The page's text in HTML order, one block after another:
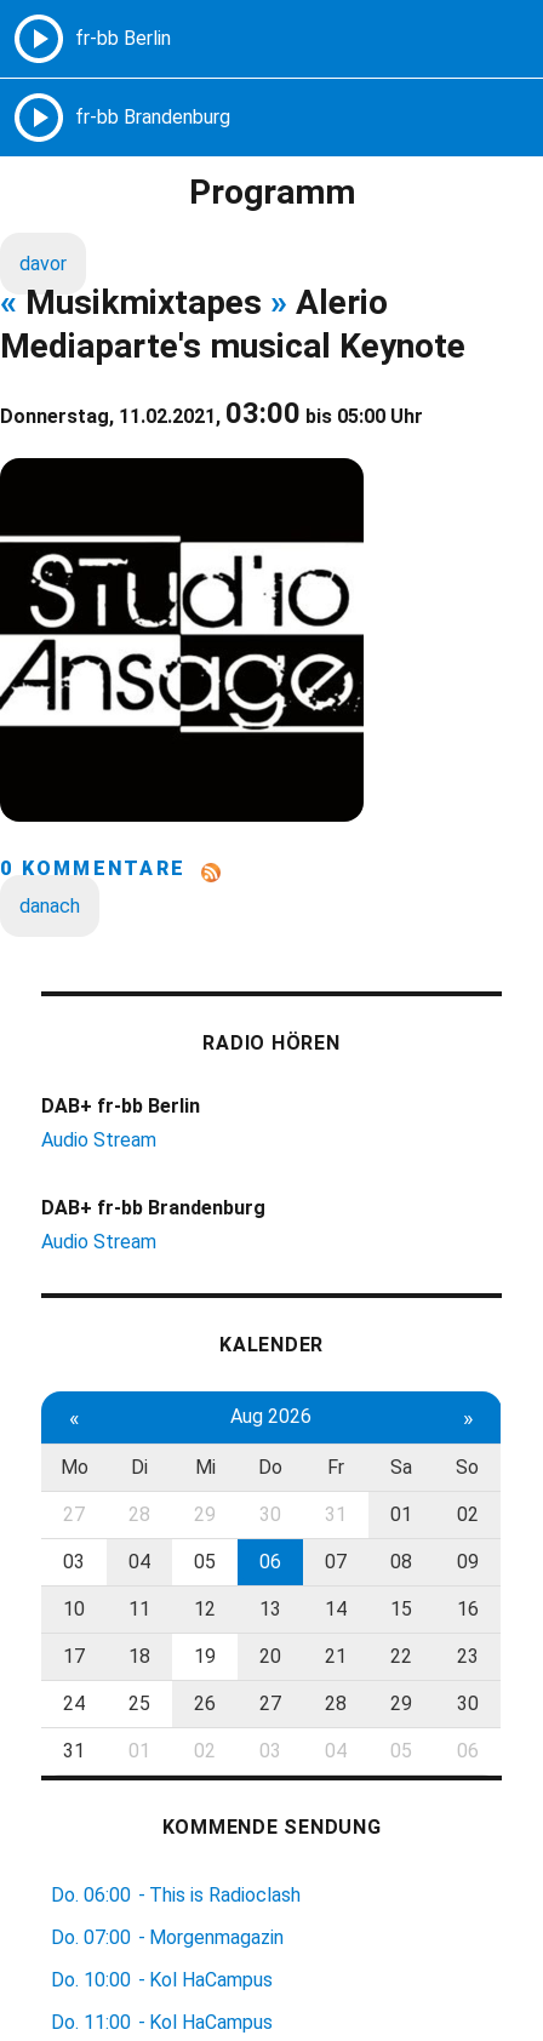
Freie Radios – Berlin Brandenburg
Programm
davor
« Musikmixtapes » Alerio
Mediaparte's musical Keynote
Donnerstag, 11.02.2021, 03:00 bis 05:00 Uhr
0 KOMMENTARE
danach
RADIO HÖREN
DAB+ fr-bb Berlin
Audio Stream
DAB+ fr-bb Brandenburg
Audio Stream
KALENDER
« Aug 2026 »
Mo Di Mi Do Fr Sa So
27 28 29 30 31 01 02
03 04 05 06 07 08 09
10 11 12 13 14 15 16
17 18 19 20 21 22 23
24 25 26 27 28 29 30
31 01 02 03 04 05 06
KOMMENDE SENDUNG
Do. 06:00 - This is Radioclash
Do. 07:00 - Morgenmagazin
Do. 10:00 - Kol HaCampus
Do. 11:00 - Kol HaCampus